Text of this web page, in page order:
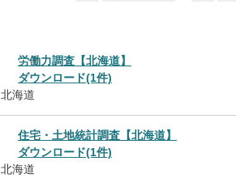
労働力調査【北海道】
ダウンロード(1件)
北海道
住宅・土地統計調査【北海道】
ダウンロード(1件)
北海道